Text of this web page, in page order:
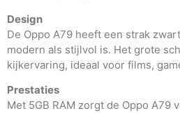
Design
De Oppo A79 heeft een strak
modern als stijlvol is. Het grote
kijkervaring, ideaal voor films,
Prestaties
Met 5GB RAM zorgt de Oppo A79